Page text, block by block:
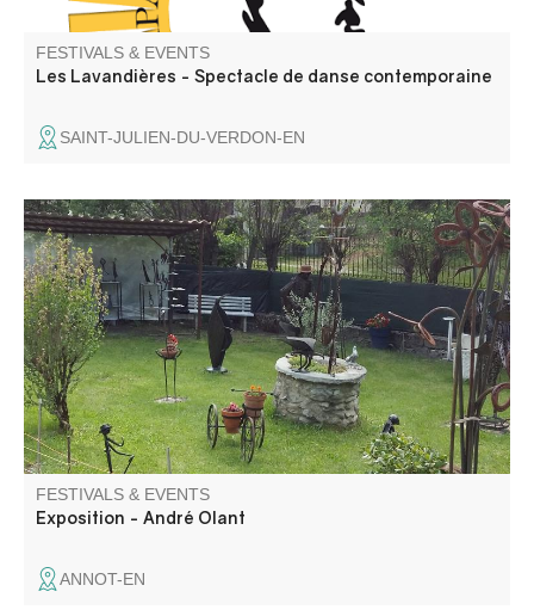
FESTIVALS & EVENTS
Les Lavandières - Spectacle de danse contemporaine
SAINT-JULIEN-DU-VERDON-EN
The art of recycling: André Olant exhibits his wrought-iron
sculptures in his La Beïte workshop.
FESTIVALS & EVENTS
Exposition - André Olant
ANNOT-EN